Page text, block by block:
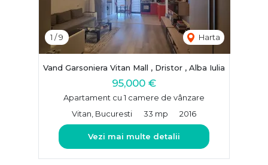
1 /9 Harta
Vand Garsoniera Vitan Mall , Dristor , Alba Iulia
95,000 €
Apartament cu 1 camere de vânzare
Vitan, Bucuresti
33 mp 2016
Vezi mai multe detalii